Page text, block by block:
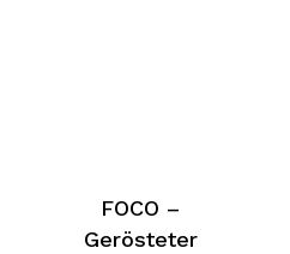
FOCO –
Gerösteter